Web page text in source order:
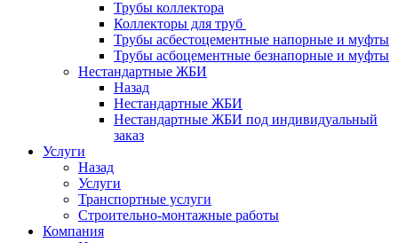
Трубы коллектора
Коллекторы для труб
Трубы асбестоцементные напорные и муфты
Трубы асбоцементные безнапорные и муфты
Нестандартные ЖБИ
Назад
Нестандартные ЖБИ
Нестандартные ЖБИ под индивидуальный
заказ
Услуги
Назад
Услуги
Транспортные услуги
Строительно-монтажные работы
Компания